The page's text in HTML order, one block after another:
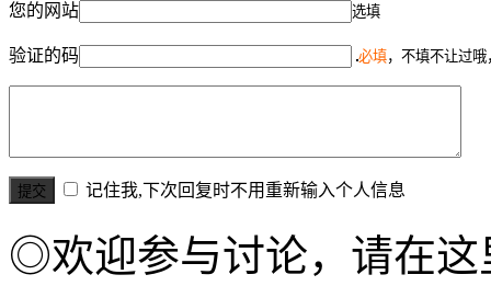
您的网站 选填
验证的码 必填，不填不让过
记住我,下次回复时不用重新输入个人信息
◎欢迎参与讨论，请在这